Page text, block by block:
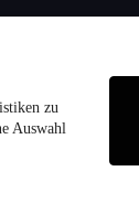
zu
Auswahl
MwSt. und ggf.
nach
an